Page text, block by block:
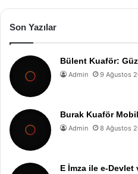
Son Yazılar
Bülent Kuaför:
Admin 9 Ağustos
Burak Kuaför
Admin 8 Ağustos
E İmza ile e-